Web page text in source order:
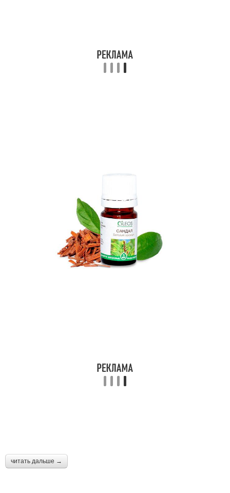
читать дальше →